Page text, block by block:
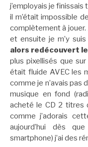
j’employais je finissais
il m’était impossible
complètement à jouer.
et ensuite je m’y
alors redécouvert
plus pixellisés que
était fluide AVEC les
comme je n’avais pas
musique en fond
acheté le CD 2 titres
comme j’adorais
aujourd’hui dès
smartphone) j’ai des